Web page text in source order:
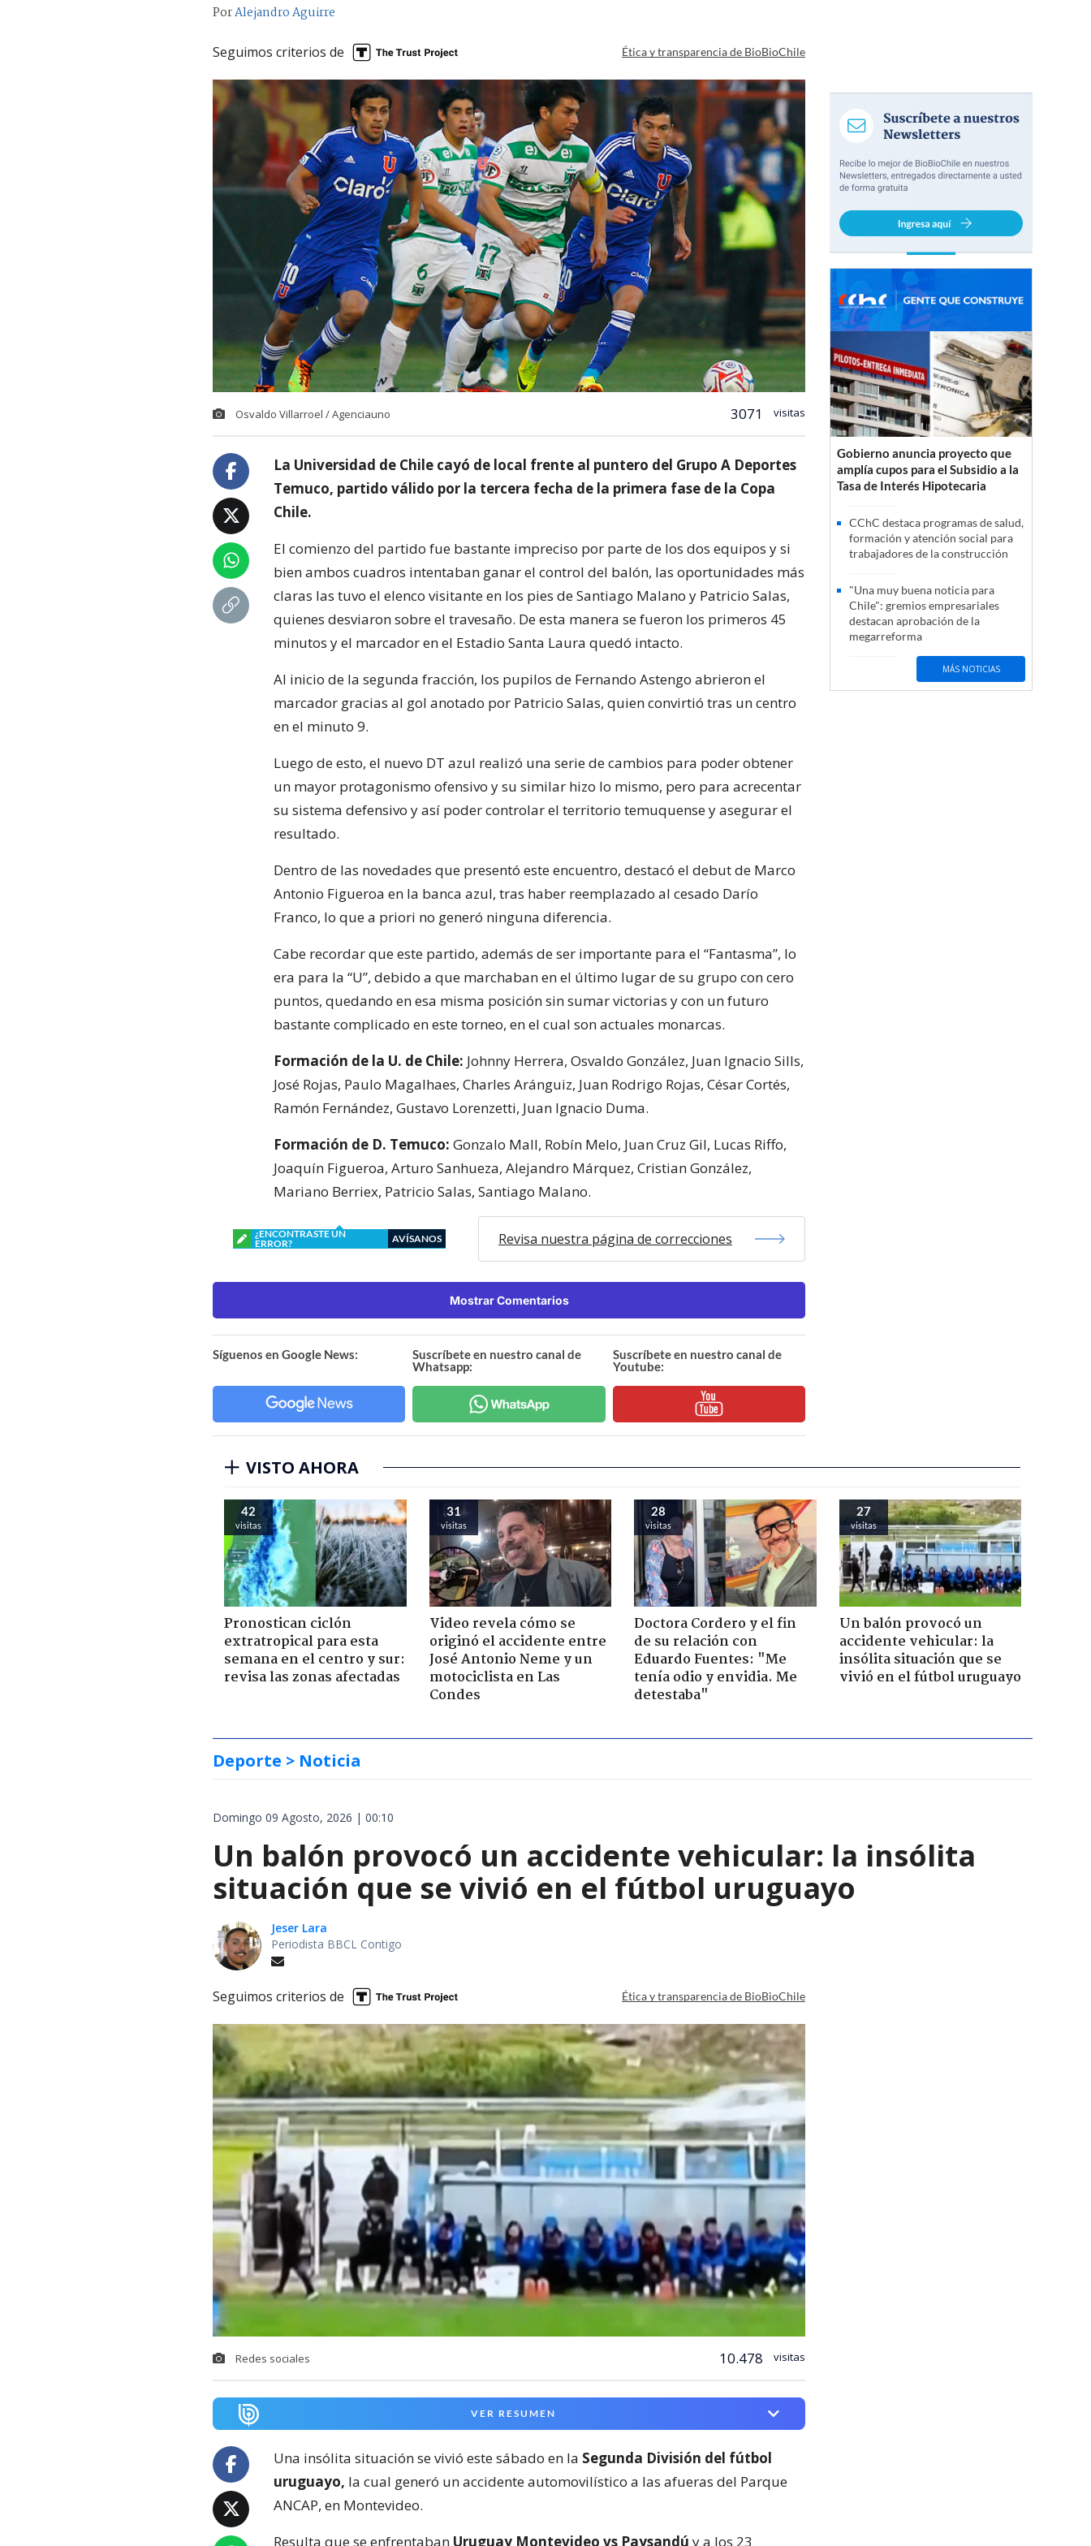
PorAlejandro Aguirre
Seguimos criterios de Ética y transparencia de BioBioChile
Osvaldo Villarroel / Agenciauno 3071 visitas
La Universidad de Chile cayó de local frente al puntero del Grupo A Deportes
Temuco, partido válido por la tercera fecha de la primera fase de la Copa
Chile.
El comienzo del partido fue bastante impreciso por parte de los dos equipos y si
bien ambos cuadros intentaban ganar el control del balón, las oportunidades más
claras las tuvo el elenco visitante en los pies de Santiago Malano y Patricio Salas,
quienes desviaron sobre el travesaño. De esta manera se fueron los primeros 45
minutos y el marcador en el Estadio Santa Laura quedó intacto.
Al inicio de la segunda fracción, los pupilos de Fernando Astengo abrieron el
marcador gracias al gol anotado por Patricio Salas, quien convirtió tras un centro
en el minuto 9.
Luego de esto, el nuevo DT azul realizó una serie de cambios para poder obtener
un mayor protagonismo ofensivo y su similar hizo lo mismo, pero para acrecentar
su sistema defensivo y así poder controlar el territorio temuquense y asegurar el
resultado.
Dentro de las novedades que presentó este encuentro, destacó el debut de Marco
Antonio Figueroa en la banca azul, tras haber reemplazado al cesado Darío
Franco, lo que a priori no generó ninguna diferencia.
Cabe recordar que este partido, además de ser importante para el “Fantasma”, lo
era para la “U”, debido a que marchaban en el último lugar de su grupo con cero
puntos, quedando en esa misma posición sin sumar victorias y con un futuro
bastante complicado en este torneo, en el cual son actuales monarcas.
Formación de la U. de Chile: Johnny Herrera, Osvaldo González, Juan Ignacio Sills,
José Rojas, Paulo Magalhaes, Charles Aránguiz, Juan Rodrigo Rojas, César Cortés,
Ramón Fernández, Gustavo Lorenzetti, Juan Ignacio Duma.
Formación de D. Temuco: Gonzalo Mall, Robín Melo, Juan Cruz Gil, Lucas Riffo,
Joaquín Figueroa, Arturo Sanhueza, Alejandro Márquez, Cristian González,
Mariano Berriex, Patricio Salas, Santiago Malano.
¿ENCONTRASTE UN
ERROR?
AVÍSANOS Revisa nuestra página de correcciones
Mostrar Comentarios
Síguenos en Google News:
Suscríbete en nuestro canal de
Whatsapp:
Suscríbete en nuestro canal de
Youtube:
Gobierno anuncia proyecto que
amplía cupos para el Subsidio a la
Tasa de Interés Hipotecaria
CChC destaca programas de salud,
formación y atención social para
trabajadores de la construcción
"Una muy buena noticia para
Chile": gremios empresariales
destacan aprobación de la
megarreforma
MÁS NOTICIAS
VISTO AHORA
42
visitas
Pronostican ciclón
extratropical para esta
semana en el centro y sur:
revisa las zonas afectadas
31
visitas
Video revela cómo se
originó el accidente entre
José Antonio Neme y un
motociclista en Las
Condes
28
visitas
Doctora Cordero y el fin
de su relación con
Eduardo Fuentes: "Me
tenía odio y envidia. Me
detestaba"
27
visitas
Un balón provocó un
accidente vehicular: la
insólita situación que se
vivió en el fútbol uruguayo
Deporte > Noticia
Domingo 09 Agosto, 2026 | 00:10
Un balón provocó un accidente vehicular: la insólita
situación que se vivió en el fútbol uruguayo
Jeser Lara
Periodista BBCL Contigo
Seguimos criterios de Ética y transparencia de BioBioChile
Redes sociales 10.478 visitas
VER RESUMEN
Una insólita situación se vivió este sábado en la Segunda División del fútbol
uruguayo, la cual generó un accidente automovilístico a las afueras del Parque
ANCAP, en Montevideo.
Resulta que se enfrentaban Uruguay Montevideo vs Paysandú y a los 23